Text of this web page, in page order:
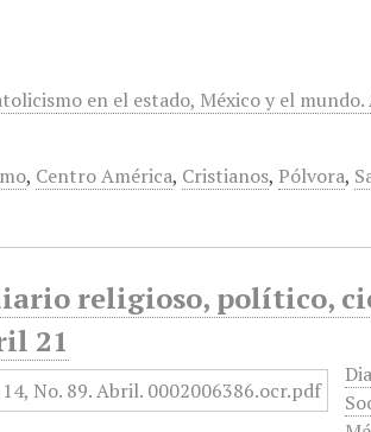
en el estado, México y el
, Centro América, Cristianos, Pólvora,
religioso, político,
21